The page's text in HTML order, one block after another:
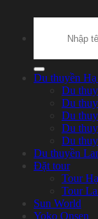
Du thuyền
Du
Du
Du
Du
Du
Du thuyền
Đặt tour
Tour
Tour
Sun World
Yoko Onsen